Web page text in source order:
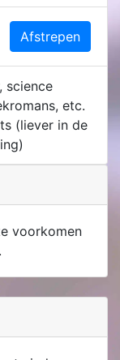
Afstrepen
science
etc.
(liever in de
voorkomen